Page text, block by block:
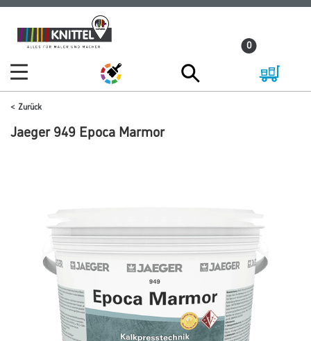
Zum
Inhalt
Zum
Navigationsmenü
0
Zurück
Jaeger 949 Epoca Marmor